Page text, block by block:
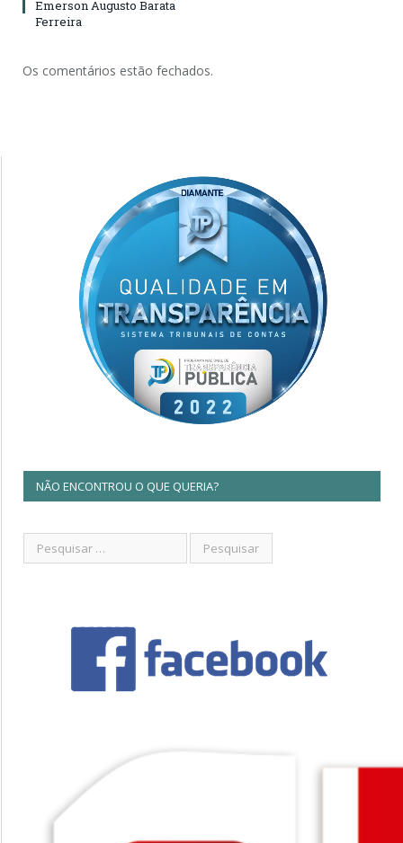
Emerson Augusto Barata
Ferreira
Os comentários estão fechados.
NÃO ENCONTROU O QUE QUERIA?